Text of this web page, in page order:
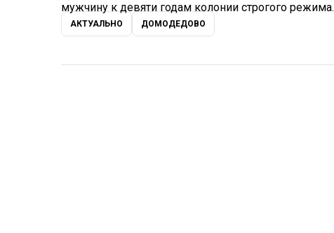
мужчину к девяти годам колонии строгого режима.
АКТУАЛЬНО ДОМОДЕДОВО